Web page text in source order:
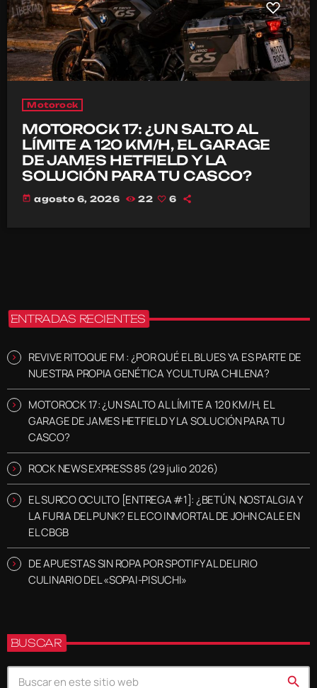
Motorock
MOTOROCK 17: ¿UN SALTO AL
LÍMITE A 120 KM/H, EL GARAGE
DE JAMES HETFIELD Y LA
SOLUCIÓN PARA TU CASCO?
today agosto 6, 2026 22 6
ENTRADAS RECIENTES
REVIVE RITOQUE FM : ¿POR QUÉ EL BLUES YA ES PARTE DE
NUESTRA PROPIA GENÉTICA Y CULTURA CHILENA?
MOTOROCK 17: ¿UN SALTO AL LÍMITE A 120 KM/H, EL
GARAGE DE JAMES HETFIELD Y LA SOLUCIÓN PARA TU
CASCO?
ROCK NEWS EXPRESS 85 (29 julio 2026)
EL SURCO OCULTO [ENTREGA #1]: ¿BETÚN, NOSTALGIA Y
LA FURIA DEL PUNK? EL ECO INMORTAL DE JOHN CALE EN
EL CBGB
DE APUESTAS SIN ROPA POR SPOTIFY AL DELIRIO
CULINARIO DEL «SOPAI-PISUCHI»
BUSCAR
search